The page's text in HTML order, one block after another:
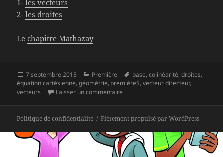
1-les vecteurs
2-les droites
Le chapitre Mathazay
Publié
le
7 septembre 2015 Catégories
Première
Mots-
clés
base,colinéarité,droites,
équation cartésienne,géométrie, premièreS,vecteur directeur,
vecteurs
Laisser un commentaire
Politique de confidentialité Fièrement propulsé par WordPress